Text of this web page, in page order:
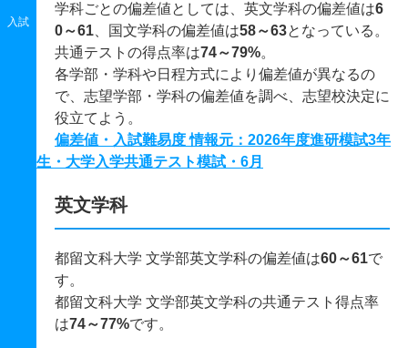
入試
学科ごとの偏差値としては、英文学科の偏差値は6
0～61 、国文学科の偏差値は58～63となっている。
共通テストの得点率は74～79%。
各学部・学科や日程方式により偏差値が異なるの
で、志望学部・学科の偏差値を調べ、志望校決定に
役立てよう。
偏差値・入試難易度 情報元：2026年度進研模試3年
生・大学入学共通テスト模試・6月
英文学科
都留文科大学 文学部英文学科の偏差値は60～61で
す。
都留文科大学 文学部英文学科の共通テスト得点率
は74～77%です。